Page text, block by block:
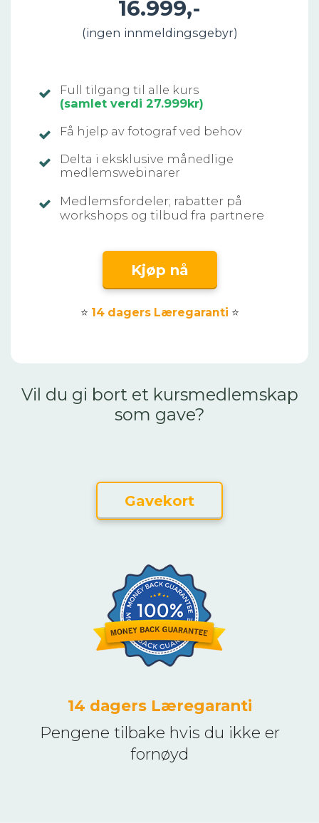
16.999,-
(ingen innmeldingsgebyr)
Full tilgang til alle kurs
(samlet verdi 27.999kr)
Få hjelp av fotograf ved behov
Delta i eksklusive månedlige
medlemswebinarer
Medlemsfordeler; rabatter på
workshops og tilbud fra partnere
Kjøp nå
⭐ 14 dagers Læregaranti ⭐
Vil du gi bort et kursmedlemskap
som gave?
Gavekort
14 dagers Læregaranti
Pengene tilbake hvis du ikke er
fornøyd